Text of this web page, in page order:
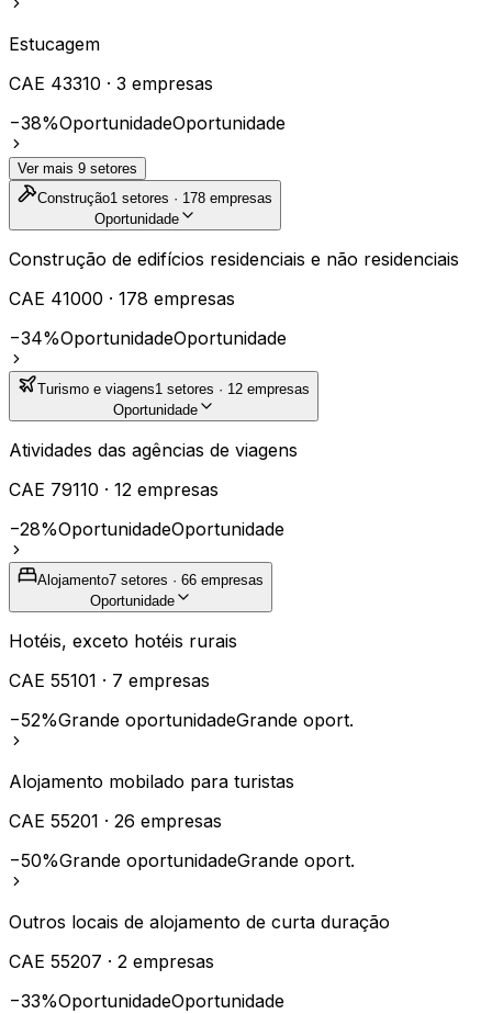
Estucagem
CAE 43310 · 3 empresas
−38%OportunidadeOportunidade
Ver mais 9 setores
Construção1 setores · 178 empresas
Oportunidade
Construção de edifícios residenciais e não residenciais
CAE 41000 · 178 empresas
−34%OportunidadeOportunidade
Turismo e viagens1 setores · 12 empresas
Oportunidade
Atividades das agências de viagens
CAE 79110 · 12 empresas
−28%OportunidadeOportunidade
Alojamento7 setores · 66 empresas
Oportunidade
Hotéis, exceto hotéis rurais
CAE 55101 · 7 empresas
−52%Grande oportunidadeGrande oport.
Alojamento mobilado para turistas
CAE 55201 · 26 empresas
−50%Grande oportunidadeGrande oport.
Outros locais de alojamento de curta duração
CAE 55207 · 2 empresas
−33%OportunidadeOportunidade